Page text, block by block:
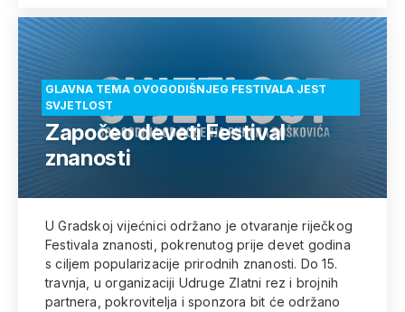
GLAVNA TEMA OVOGODIŠNJEG FESTIVALA JEST
SVJETLOST
Započeo deveti Festival
znanosti
U Gradskoj vijećnici održano je otvaranje riječkog
Festivala znanosti, pokrenutog prije devet godina
s ciljem popularizacije prirodnih znanosti. Do 15.
travnja, u organizaciji Udruge Zlatni rez i brojnih
partnera, pokrovitelja i sponzora bit će održano